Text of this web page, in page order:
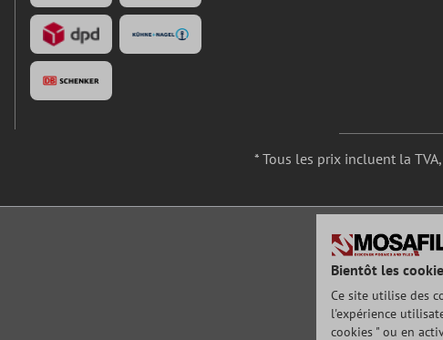
* Tous les prix incluent la
Bientôt les
Ce site utilise des
l'expérience
cookies " ou en